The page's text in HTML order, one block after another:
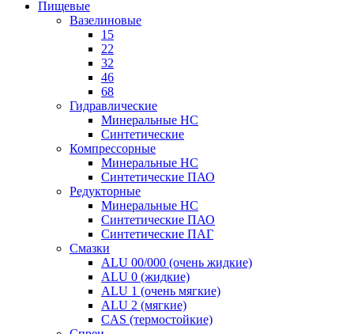
Пищевые
Вазелиновые
15
22
32
46
68
Гидравлические
Минеральные HC
Синтетические
Компрессорные
Минеральные HC
Синтетические ПАО
Редукторные
Минеральные HC
Синтетические ПАО
Синтетические ПАГ
Смазки
ALU 00/000 (очень жидкие)
ALU 0 (жидкие)
ALU 1 (очень мягкие)
ALU 2 (мягкие)
CAS (термостойкие)